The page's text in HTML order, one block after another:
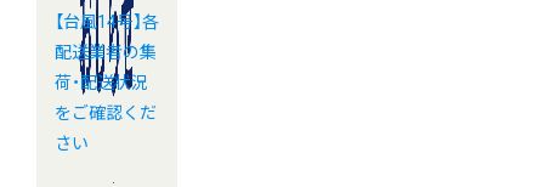
【台風14号】各
配送業者の集
荷・配送状況
をご確認くだ
さい